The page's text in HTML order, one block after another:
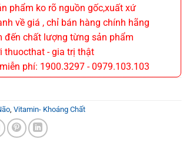
phẩm ko rõ nguồn gốc,xuất xứ
về giá , chỉ bán hàng chính hãng
đến chất lượng từng sản phẩm
thuocthat - gia trị thật
phí: 1900.3297 - 0979.103.103
, Vitamin- Khoáng Chất